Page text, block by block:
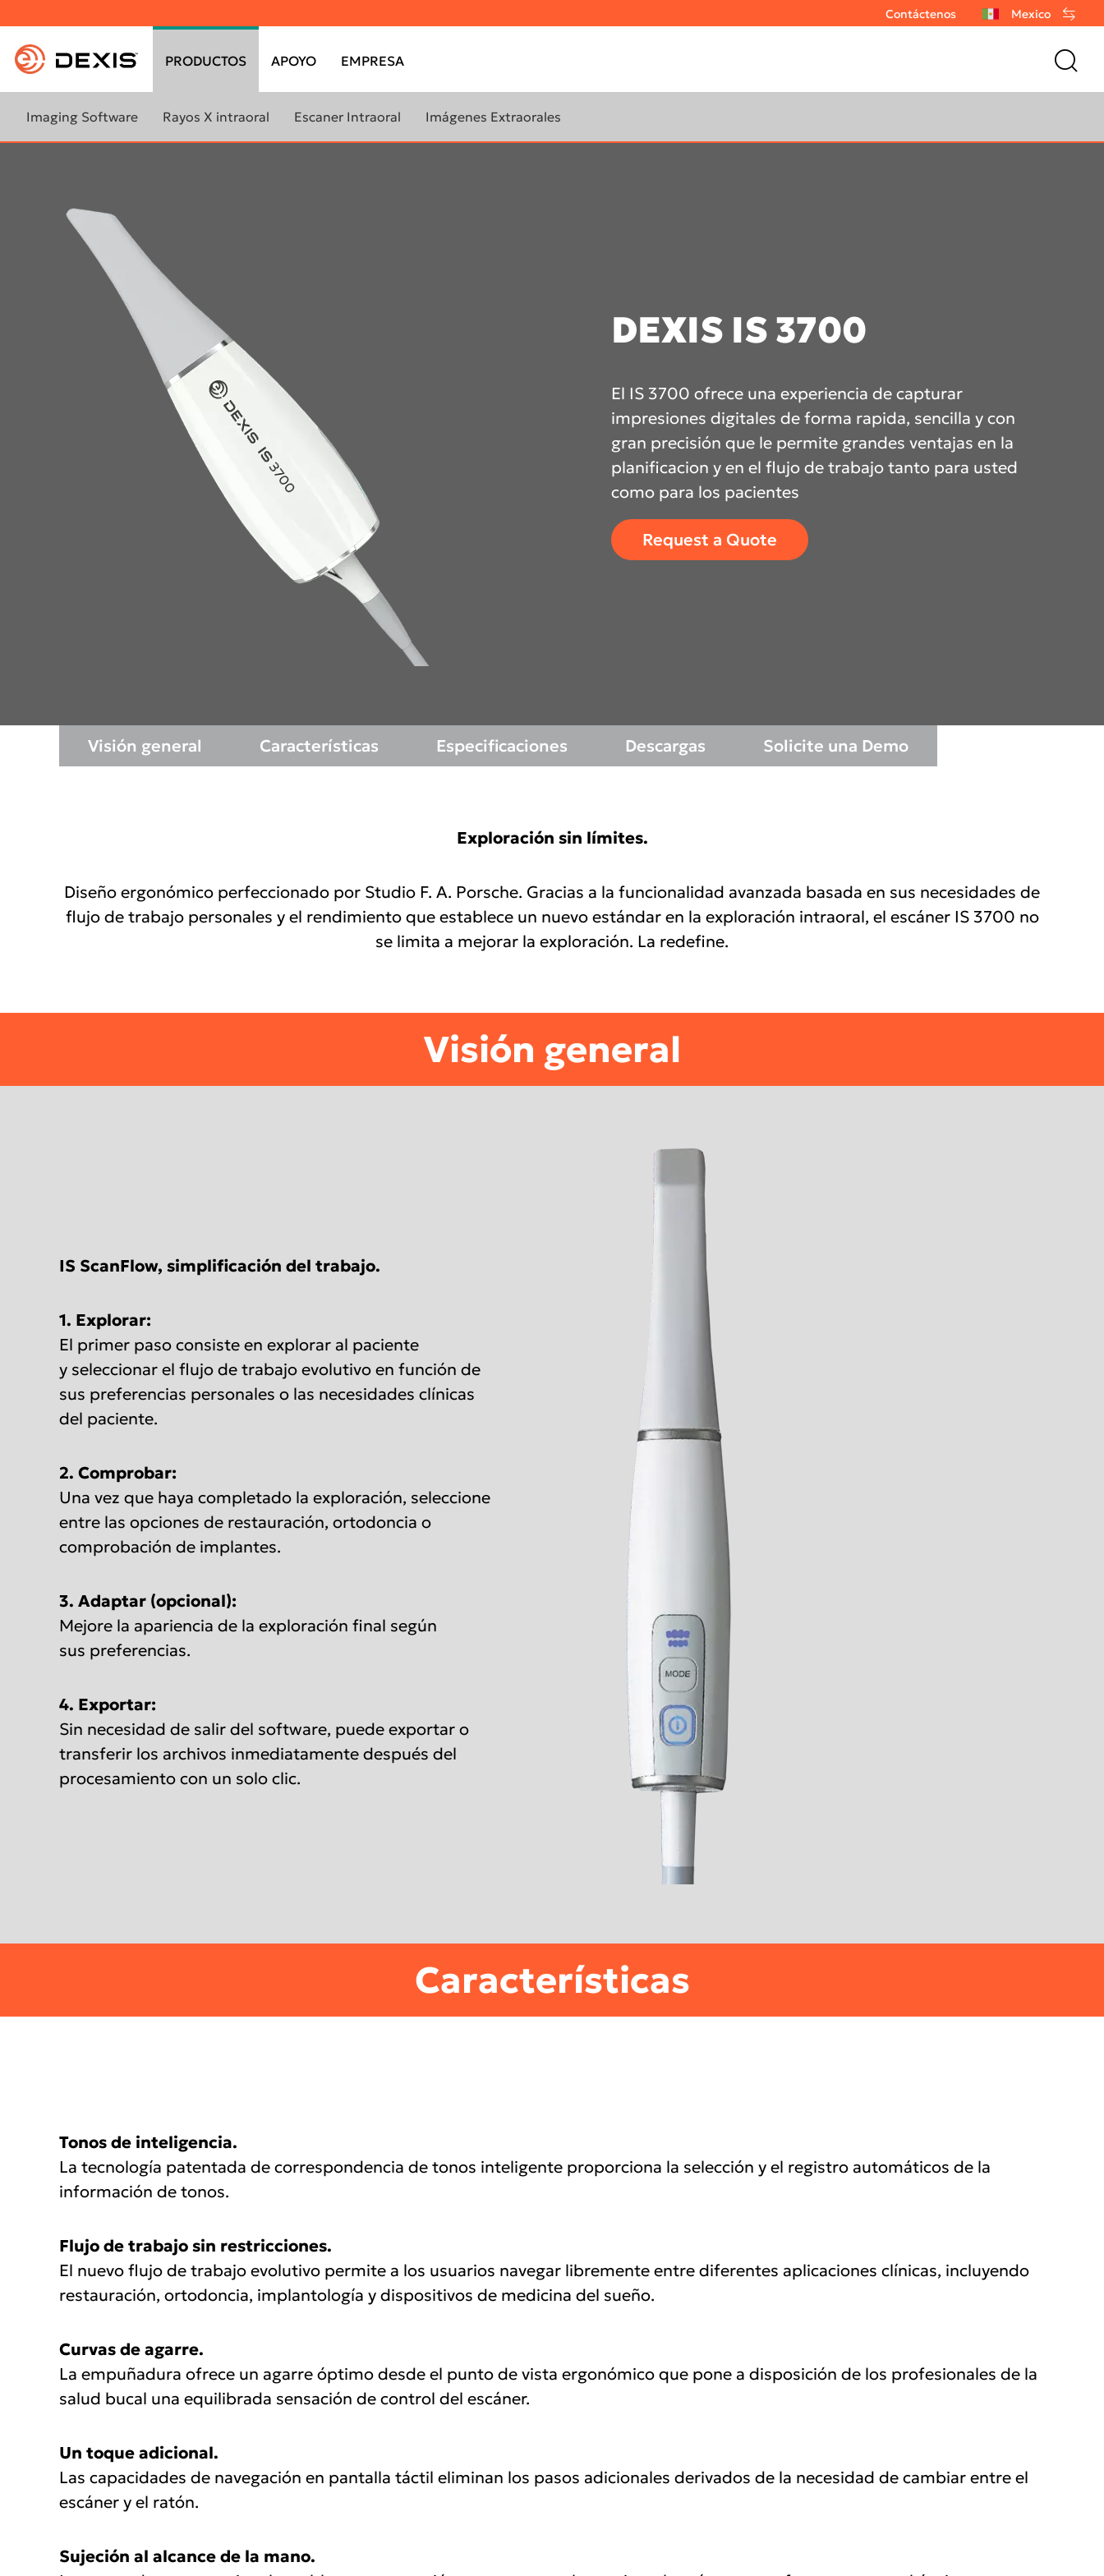
EMEA
Europe English
United Kingdom
Italia
Asia Pacific
India
Main
PRODUCTOS
Imaging Software
DEXIS™ Imaging Suite
Gendex™ VixWin™ Platinum
Rayos X intraoral Escaner Intraoral Imágenes Extraorales
APOYO EMPRESA
menu
Contáctenos Mexico
DEXIS IS 3700
El IS 3700 ofrece una experiencia de capturar
impresiones digitales de forma rapida, sencilla y con
gran precisión que le permite grandes ventajas en la
planificacion y en el flujo de trabajo tanto para usted
como para los pacientes
Request a Quote
Quick
Visión general Características Especificaciones Descargas Solicite una Demo
Exploración sin límites.
Diseño ergonómico perfeccionado por Studio F. A. Porsche. Gracias a la funcionalidad avanzada basada en sus necesidades de
flujo de trabajo personales y el rendimiento que establece un nuevo estándar en la exploración intraoral, el escáner IS 3700 no
se limita a mejorar la exploración. La redefine.
Visión general
IS ScanFlow, simplificación del trabajo.
1. Explorar:
El primer paso consiste en explorar al paciente
y seleccionar el flujo de trabajo evolutivo en función de
sus preferencias personales o las necesidades clínicas
del paciente.
2. Comprobar:
Una vez que haya completado la exploración, seleccione
entre las opciones de restauración, ortodoncia o
comprobación de implantes.
3. Adaptar (opcional):
Mejore la apariencia de la exploración final según
sus preferencias.
4. Exportar:
Sin necesidad de salir del software, puede exportar o
transferir los archivos inmediatamente después del
procesamiento con un solo clic.
Características
Tonos de inteligencia.
La tecnología patentada de correspondencia de tonos inteligente proporciona la selección y el registro automáticos de la
información de tonos.
Flujo de trabajo sin restricciones.
El nuevo flujo de trabajo evolutivo permite a los usuarios navegar libremente entre diferentes aplicaciones clínicas, incluyendo
restauración, ortodoncia, implantología y dispositivos de medicina del sueño.
Curvas de agarre.
La empuñadura ofrece un agarre óptimo desde el punto de vista ergonómico que pone a disposición de los profesionales de la
salud bucal una equilibrada sensación de control del escáner.
Un toque adicional.
Las capacidades de navegación en pantalla táctil eliminan los pasos adicionales derivados de la necesidad de cambiar entre el
escáner y el ratón.
Sujeción al alcance de la mano.